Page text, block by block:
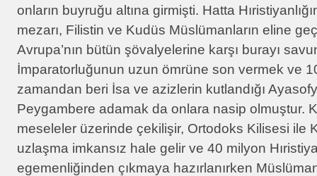
onların buyruğu altına girmişti. Hatta
mezarı, Filistin ve Kudüs Müslümanların eline
Avrupa’nın bütün şövalyelerine karşı burayı
İmparatorluğunun uzun ömrüne son vermek ve
zamandan beri İsa ve azizlerin kutlandığı
Peygambere adamak da onlara nasip olmuştur.
meseleler üzerinde çekilişir, Ortodoks Kilisesi ile
uzlaşma imkansız hale gelir ve 40 milyon
egemenliğinden çıkmaya hazırlanırken